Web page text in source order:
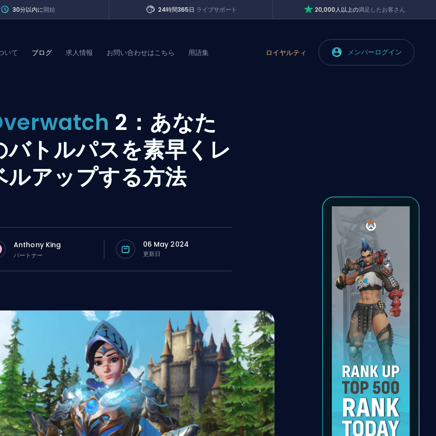
30分以内に開始 24時間365日 ライブサポート 20,000人以上の満足したお客さん
いて ブログ 求人情報 お問い合わせはこちら 用語集 ロイヤルティ メンバーログイン
2：あなた
バトルパスを素早くレ
ルアップする方法
Anthony King
パートナー
06 May 2024
更新日